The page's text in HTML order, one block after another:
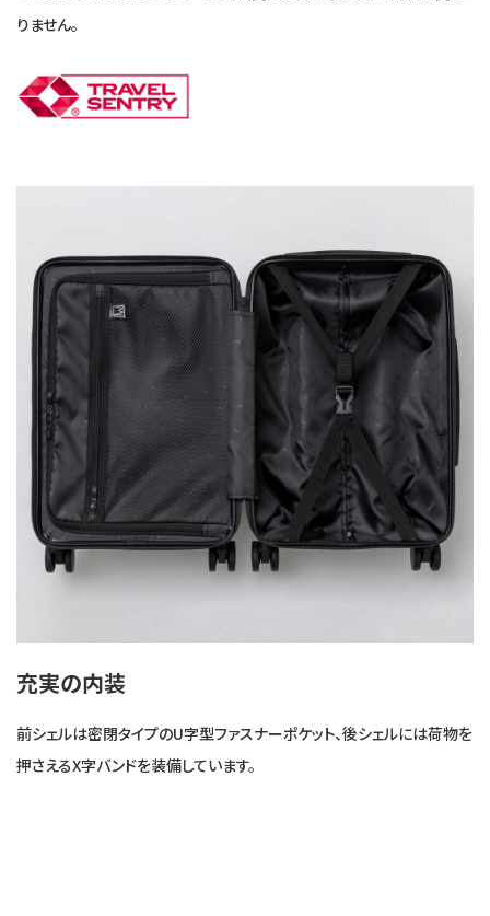
りません。
充実の内装
前シェルは密閉タイプのU字型ファスナーポケット、後シェルには荷物を
押さえるX字バンドを装備しています。